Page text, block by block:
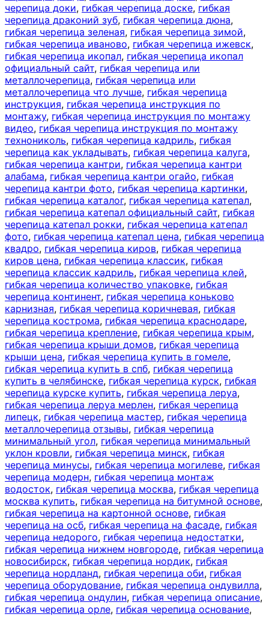
черепица доки, гибкая черепица доске, гибкая
черепица драконий зуб, гибкая черепица дюна,
гибкая черепица зеленая, гибкая черепица зимой,
гибкая черепица иваново, гибкая черепица ижевск,
гибкая черепица икопал, гибкая черепица икопал
официальный сайт, гибкая черепица или
металлочерепица, гибкая черепица или
металлочерепица что лучше, гибкая черепица
инструкция, гибкая черепица инструкция по
монтажу, гибкая черепица инструкция по монтажу
видео, гибкая черепица инструкция по монтажу
технониколь, гибкая черепица кадриль, гибкая
черепица как укладывать, гибкая черепица калуга,
гибкая черепица кантри, гибкая черепица кантри
алабама, гибкая черепица кантри огайо, гибкая
черепица кантри фото, гибкая черепица картинки,
гибкая черепица каталог, гибкая черепица катепал,
гибкая черепица катепал официальный сайт, гибкая
черепица катепал рокки, гибкая черепица катепал
фото, гибкая черепица катепал цена, гибкая черепица
квадро, гибкая черепица киров, гибкая черепица
киров цена, гибкая черепица классик, гибкая
черепица классик кадриль, гибкая черепица клей,
гибкая черепица количество упаковке, гибкая
черепица континент, гибкая черепица коньково
карнизная, гибкая черепица коричневая, гибкая
черепица кострома, гибкая черепица краснодаре,
гибкая черепица крепление, гибкая черепица крым,
гибкая черепица крыши домов, гибкая черепица
крыши цена, гибкая черепица купить в гомеле,
гибкая черепица купить в спб, гибкая черепица
купить в челябинске, гибкая черепица курск, гибкая
черепица курске купить, гибкая черепица леруа,
гибкая черепица леруа мерлен, гибкая черепица
липецк, гибкая черепица мастер, гибкая черепица
металлочерепица отзывы, гибкая черепица
минимальный угол, гибкая черепица минимальный
уклон кровли, гибкая черепица минск, гибкая
черепица минусы, гибкая черепица могилеве, гибкая
черепица модерн, гибкая черепица монтаж
водосток, гибкая черепица москва, гибкая черепица
москва купить, гибкая черепица на битумной основе,
гибкая черепица на картонной основе, гибкая
черепица на осб, гибкая черепица на фасаде, гибкая
черепица недорого, гибкая черепица недостатки,
гибкая черепица нижнем новгороде, гибкая черепица
новосибирск, гибкая черепица нордик, гибкая
черепица нордланд, гибкая черепица оби, гибкая
черепица оборудование, гибкая черепица ондувилла,
гибкая черепица ондулин, гибкая черепица описание,
гибкая черепица орле, гибкая черепица основание,